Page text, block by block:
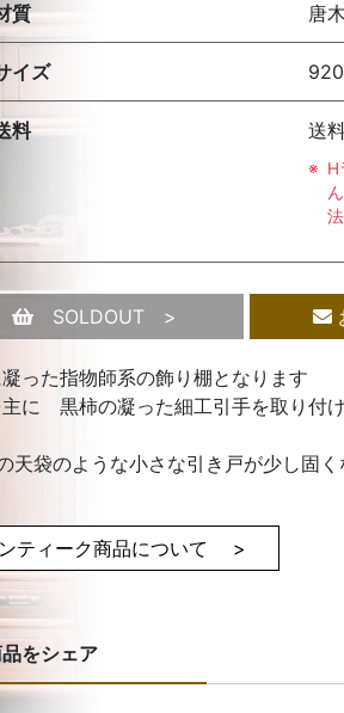
質 唐
イズ
料 送
H
ん
SOLDOUT >
った指物師系の飾り棚となります
に 黒柿の凝った細工引手を取り付
天袋のような小さな引き戸が少し固
ティーク商品について >
をシェア